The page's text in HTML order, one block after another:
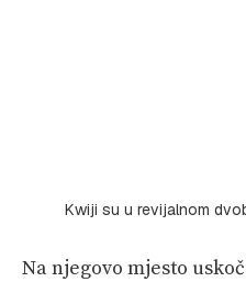
Kwiji su u revijalnom
Na njegovo mjesto